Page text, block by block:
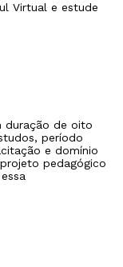
Virtual e estude
duração de oito
e domínio
pedagógico